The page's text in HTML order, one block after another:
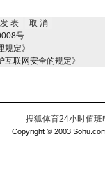
号
定》
联网安全的规定》
搜狐体育24小时值
Copyright © 2003